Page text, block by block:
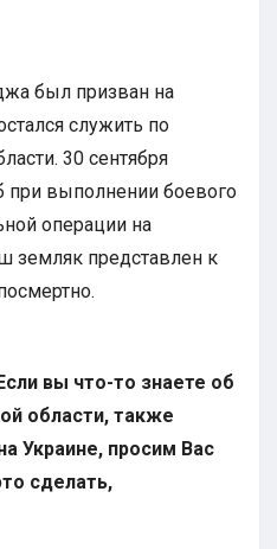
был призван на
служить по
30 сентября
при выполнении боевого
операции на
земляк представлен к
вы что-то знаете об
области, также
Украине, просим Вас
сделать,